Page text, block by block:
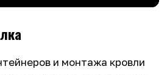
и монтажа кровли